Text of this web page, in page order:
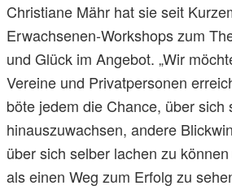
Christiane Mähr hat sie seit
Erwachsenen-Workshops zum
und Glück im Angebot. „Wir
Vereine und Privatpersonen
böte jedem die Chance, über sich
hinauszuwachsen, andere
über sich selber lachen zu
als einen Weg zum Erfolg zu